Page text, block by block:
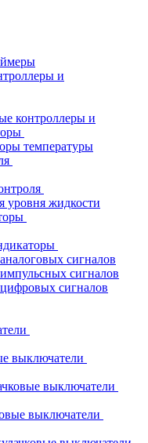
и
контроллеры и
температуры
уровня жидкости
сигналов
сигналов
сигналов
выключатели
выключатели
выключатели